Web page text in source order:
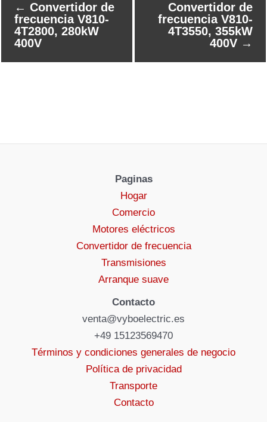
← Convertidor de
frecuencia V810-
4T2800, 280kW
400V
Convertidor de
frecuencia V810-
4T3550, 355kW
400V →
Paginas
Hogar
Comercio
Motores eléctricos
Convertidor de frecuencia
Transmisiones
Arranque suave
Contacto
venta@vyboelectric.es
+49 15123569470
Términos y condiciones generales de negocio
Política de privacidad
Transporte
Contacto